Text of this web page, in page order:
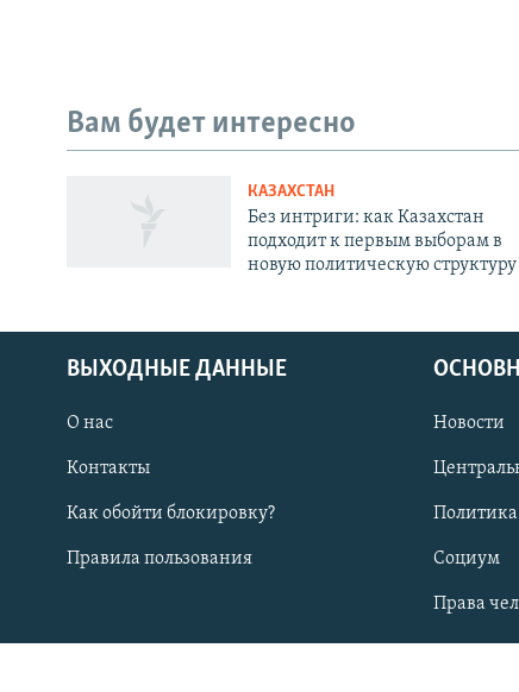
ПОДПИШИТЕСЬ НА НАС В СОЦСЕТЯХ
Вам будет интересно
КАЗАХСТАН
Без интриги: как Казахстан
подходит к первым выборам в
новую политическую структуру
ВЫХОДНЫЕ ДАННЫЕ
О нас
Контакты
Как обойти блокировку?
Правила пользования
Новости
Политика
Социум
Права